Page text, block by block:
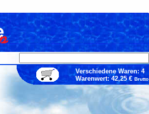
Verschiedene Waren: 4
Warenwert: 42,25 € Brutto